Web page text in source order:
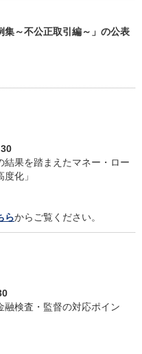
集～不公正取引編～」の公表
結果を踏まえたマネー・ロー
化」
らからご覧ください。
融検査・監督の対応ポイン